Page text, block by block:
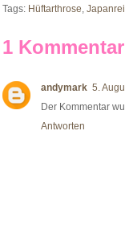
Tags: Hüftarthrose
1
andymark 5.
Der Kommentar
Antworten